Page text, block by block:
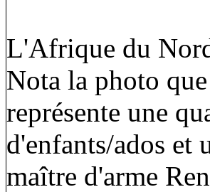
L'Afrique du
Nota la photo
représente une
d'enfants/ados et
maître d'arme